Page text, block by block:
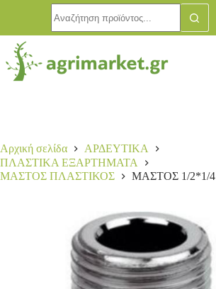
Αρχική σελίδα
ΑΡΔΕΥΤΙΚΑ
ΠΛΑΣΤΙΚΑ ΕΞΑΡΤΗΜΑΤΑ
ΜΑΣΤΟΣ ΠΛΑΣΤΙΚΟΣ
ΜΑΣΤΟΣ 1/2*1/4